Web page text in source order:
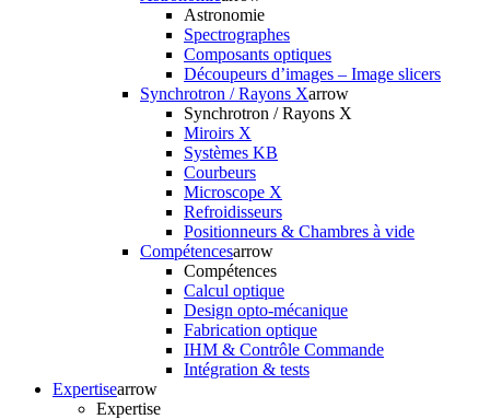
Astronomie
Spectrographes
Composants optiques
Découpeurs d’images – Image slicers
Synchrotron / Rayons Xarrow
Synchrotron / Rayons X
Miroirs X
Systèmes KB
Courbeurs
Microscope X
Refroidisseurs
Positionneurs & Chambres à vide
Compétencesarrow
Compétences
Calcul optique
Design opto-mécanique
Fabrication optique
IHM & Contrôle Commande
Intégration & tests
Expertisearrow
Expertise